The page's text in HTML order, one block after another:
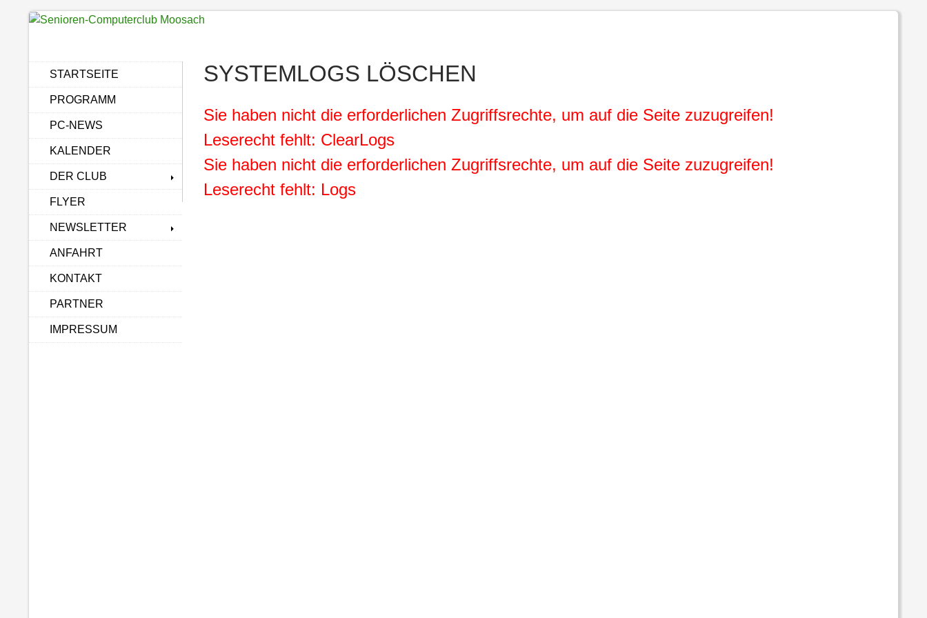
SYSTEMLOGS LÖSCHEN
Sie haben nicht die erforderlichen Zugriffsrechte, um auf die Seite zuzugreifen!
Leserecht fehlt: ClearLogs
Sie haben nicht die erforderlichen Zugriffsrechte, um auf die Seite zuzugreifen!
Leserecht fehlt: Logs
STARTSEITE
PROGRAMM
PC-NEWS
KALENDER
DER CLUB
FLYER
NEWSLETTER
ANFAHRT
KONTAKT
PARTNER
IMPRESSUM